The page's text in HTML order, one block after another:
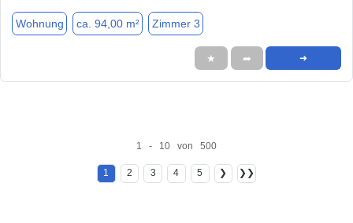
Wohnung ca. 94,00 m² Zimmer 3
★ ➦ ➜
1 - 10 von 500
1 2 3 4 5 ❯ ❯❯